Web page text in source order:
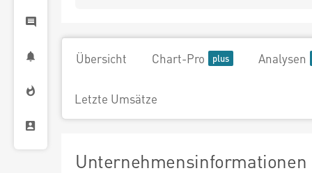
Übersicht Chart-Pro Analysen
Letzte Umsätze
Unternehmensinformationen